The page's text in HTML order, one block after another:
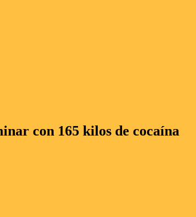
con 165 kilos de cocaína